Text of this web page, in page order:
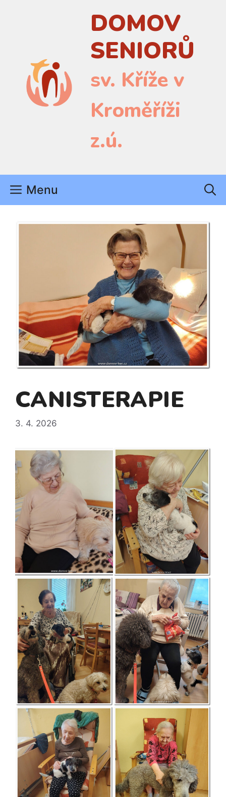
DOMOV
SENIORŮ
sv. Kříže v
Kroměříži
z.ú.
Menu
CANISTERAPIE
3. 4. 2026